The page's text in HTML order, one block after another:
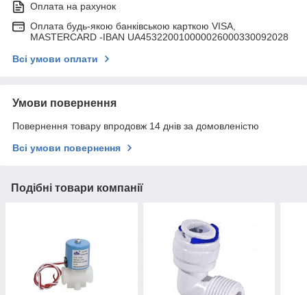
Оплата на рахунок
Оплата будь-якою банківською карткою VISA,
MASTERCARD -IBAN UA453220010000026000330092028
Всі умови оплати
Умови повернення
Повернення товару впродовж 14 днів за домовленістю
Всі умови повернення
Подібні товари компанії